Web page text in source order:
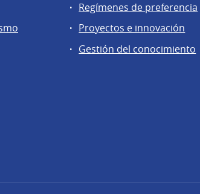
Regímenes de preferencia
Proyectos e innovación
Gestión del conocimiento